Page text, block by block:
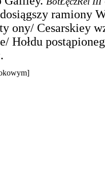
ramiony
ony/ Cesarskiey
Hołdu
.